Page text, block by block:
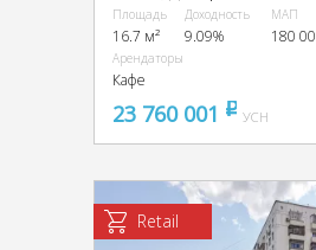
Площадь
16.7 м²
Доходность
9.09%
МАП
180
Арендаторы
Кафе
23 760 001 pуб
УСН
Retail